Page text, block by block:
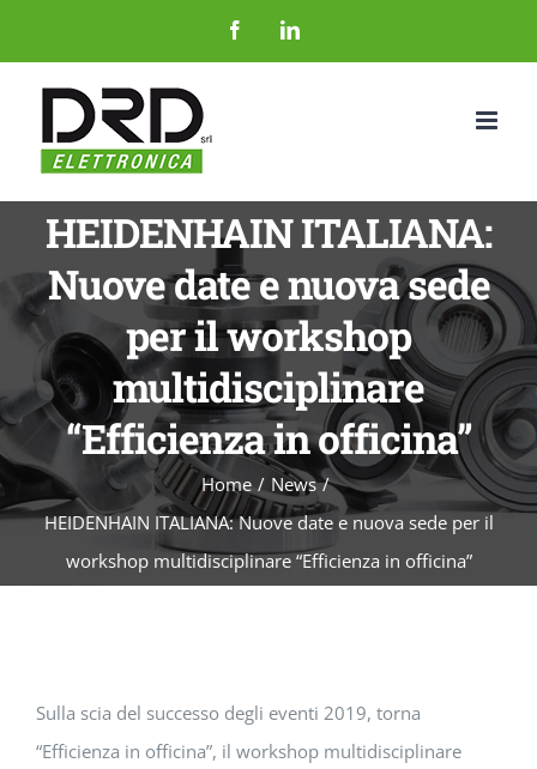
al
contenuto
FacebookLinkedIn
HEIDENHAIN ITALIANA:
Nuove date e nuova sede
per il workshop
multidisciplinare
“Efficienza in officina”
Home
News
HEIDENHAIN ITALIANA: Nuove date e nuova sede per il
workshop multidisciplinare “Efficienza in officina”
Sulla scia del successo degli eventi 2019, torna
“Efficienza in officina”, il workshop multidisciplinare